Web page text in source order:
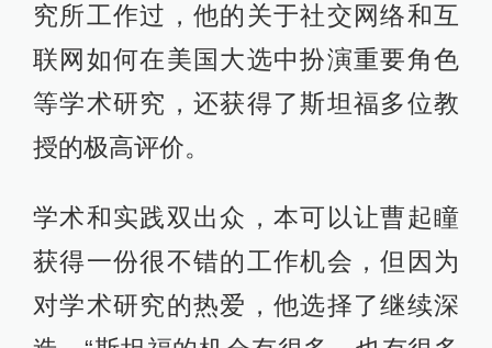
究所工作过，他的关于社交网络和互
联网如何在美国大选中扮演重要角色
等学术研究，还获得了斯坦福多位教
授的极高评价。
学术和实践双出众，本可以让曹起瞳
获得一份很不错的工作机会，但因为
对学术研究的热爱，他选择了继续深